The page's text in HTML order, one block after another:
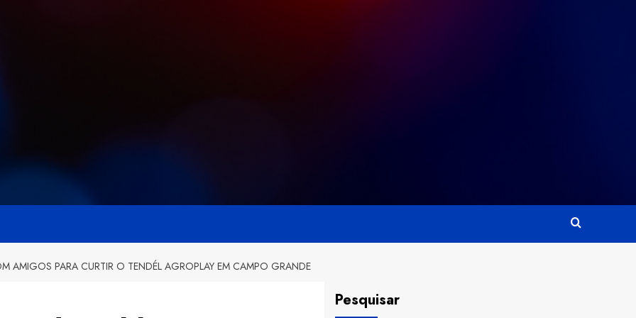
AMIGOS PARA CURTIR O TENDÉL AGROPLAY EM CAMPO GRANDE
Pesquisar